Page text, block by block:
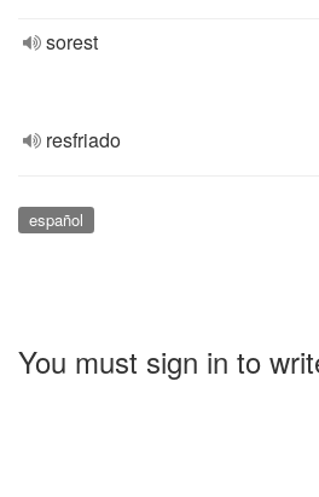
sorest
resfriado
español
You must sign in to